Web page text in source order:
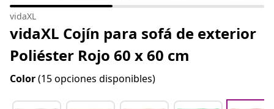
vidaXL
vidaXL Cojín para sofá de exterior
Poliéster Rojo 60 x 60 cm
Color(15 opciones disponibles)